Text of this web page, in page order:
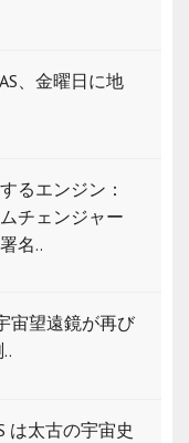
、金曜日に地
るエンジン：
チェンジャー
名..
宙望遠鏡が再び
は太古の宇宙史